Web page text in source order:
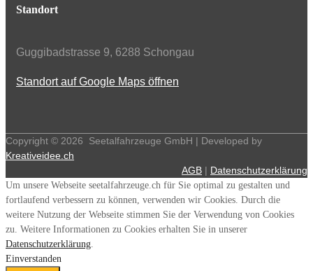
Standort
Guggibadstrasse 9, 6288 Schongau
Standort auf Google Maps öffnen
Copyright © 2026
Seetalfahrzeuge GmbH | Developed by
Kreativeidee.ch
AGB | Datenschutzerklärung
Um unsere Webseite seetalfahrzeuge.ch für Sie optimal zu gestalten und
fortlaufend verbessern zu können, verwenden wir Cookies. Durch die
weitere Nutzung der Webseite stimmen Sie der Verwendung von Cookies
zu. Weitere Informationen zu Cookies erhalten Sie in unserer
Datenschutzerklärung
Einverstanden